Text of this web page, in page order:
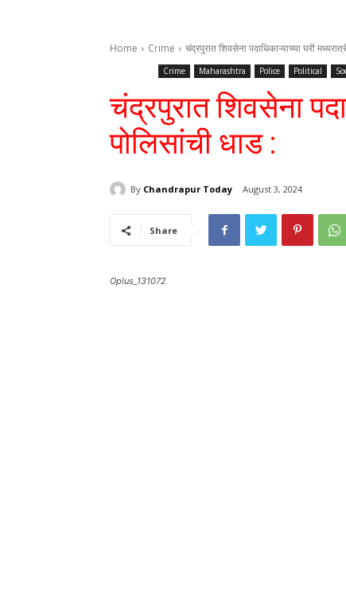
Home Crime चंद्रपुरात शिवसेना पदाधिकाऱ्याच्या घरी
Crime Maharashtra Police Political
चंद्रपुरात शिवसेना
पोलिसांची धाड :
By Chandrapur Today August 3, 2024
Share
Oplus_131072